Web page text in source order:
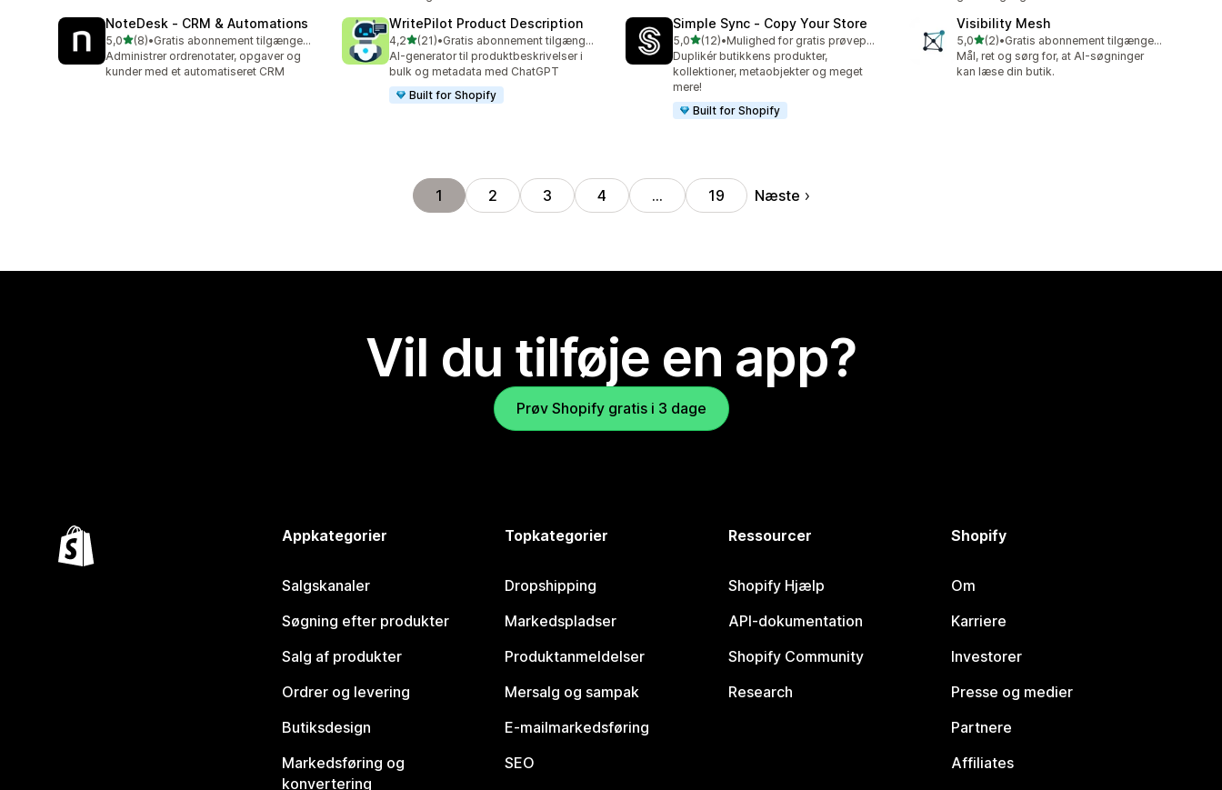
NoteDesk ‑ CRM & Automations
5,0ud af 5 stjerner
(8)
8 anmeldelser i alt
•
Gratis abonnement tilgængeligt
Administrer ordrenotater, opgaver og
kunder med et automatiseret CRM
WritePilot Product Description
4,2ud af 5 stjerner
(21)
21 anmeldelser i alt
•
Gratis abonnement tilgængeligt
AI-generator til produktbeskrivelser i
bulk og metadata med ChatGPT
Built for Shopify
Simple Sync ‑ Copy Your Store
5,0ud af 5 stjerner
(12)
12 anmeldelser i alt
•
Mulighed for gratis prøveperiode
Duplikér butikkens produkter,
kollektioner, metaobjekter og meget
mere!
Built for Shopify
Visibility Mesh
5,0ud af 5 stjerner
(2)
2 anmeldelser i alt
•
Gratis abonnement tilgængeligt
Mål, ret og sørg for, at AI-søgninger
kan læse din butik.
1 2 3 4 … 19 Næste
Vil du tilføje en app?
Prøv Shopify gratis i 3 dage
Appkategorier
Salgskanaler
Søgning efter produkter
Salg af produkter
Ordrer og levering
Butiksdesign
Markedsføring og
konvertering
Topkategorier
Dropshipping
Markedspladser
Produktanmeldelser
Mersalg og sampak
E-mailmarkedsføring
SEO
Ressourcer
Shopify Hjælp
API-dokumentation
Shopify Community
Research
Shopify
Om
Karriere
Investorer
Presse og medier
Partnere
Affiliates